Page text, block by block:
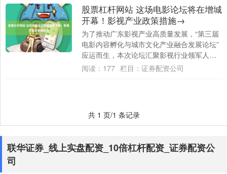
股票杠杆网站 这场电影论坛将在增城
开幕！影视产业政策措施→
为了推动广东影视产业高质量发展，“第三届
电影内容孵化与城市文化产业融合发展论坛”
应运而生，本次论坛汇聚影视行业领军人
物、权威专家及资深研究者，深度解析产业
阅读： 177 栏目： 证券配资公司
共 1 页/1 条记录
联华证券_线上实盘配资_10倍杠杆配资_证券配资公
司